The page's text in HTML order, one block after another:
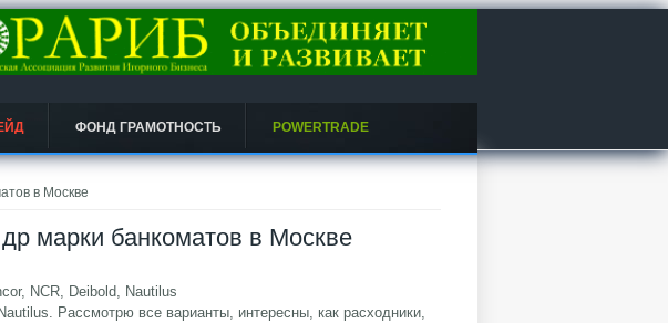
ФОНД ГРАМОТНОСТЬ POWERTRADE
в Москве
марки банкоматов в Москве
NCR, Deibold, Nautilus
Рассмотрю все варианты, интересны, как расходники,